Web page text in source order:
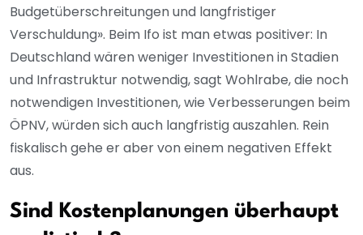
Budgetüberschreitungen und langfristiger
Verschuldung». Beim Ifo ist man etwas positiver: In
Deutschland wären weniger Investitionen in Stadien
und Infrastruktur notwendig, sagt Wohlrabe, die noch
notwendigen Investitionen, wie Verbesserungen beim
ÖPNV, würden sich auch langfristig auszahlen. Rein
fiskalisch gehe er aber von einem negativen Effekt
aus.
Sind Kostenplanungen überhaupt